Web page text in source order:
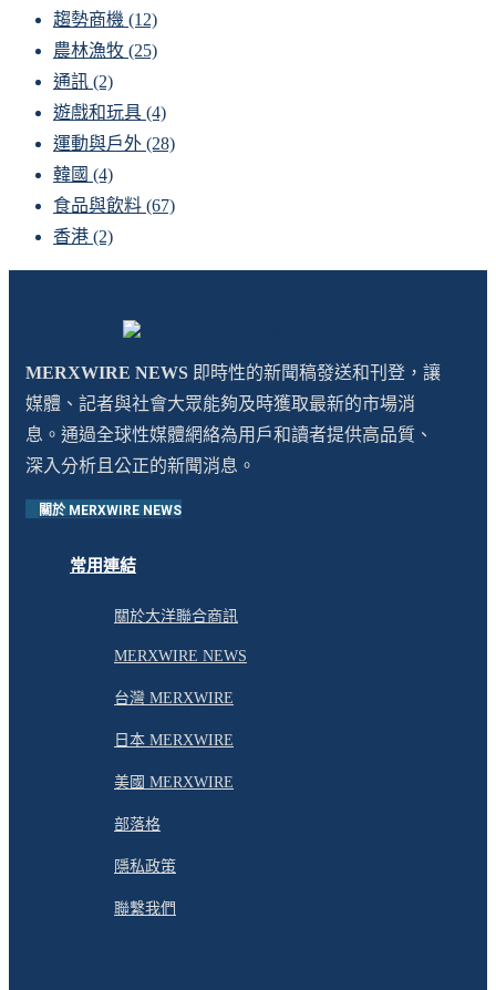
趨勢商機 (12)
農林漁牧 (25)
通訊 (2)
遊戲和玩具 (4)
運動與戶外 (28)
韓國 (4)
食品與飲料 (67)
香港 (2)
MERXWIRE NEWS 即時性的新聞稿發送和刊登，讓
媒體、記者與社會大眾能夠及時獲取最新的市場消
息。通過全球性媒體網絡為用戶和讀者提供高品質、
深入分析且公正的新聞消息。
關於 MERXWIRE NEWS
常用連結
關於大洋聯合商訊
MERXWIRE NEWS
台灣 MERXWIRE
日本 MERXWIRE
美國 MERXWIRE
部落格
隱私政策
聯繫我們